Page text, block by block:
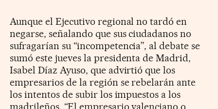
Aunque el Ejecutivo regional no tardó en
negarse, señalando que sus ciudadanos no
sufragarían su “incompetencia”, al debate se
sumó este jueves la presidenta de Madrid,
Isabel Díaz Ayuso, que advirtió que los
empresarios de la región se rebelarán ante
los intentos de subir los impuestos a los
madrileños. “El empresario valenciano o